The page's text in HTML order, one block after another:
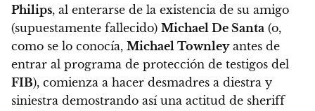
Philips, al enterarse de la existencia de su amigo
(supuestamente fallecido) Michael De Santa (o,
como se lo conocía, Michael Townleyantes de
entrar al programa de protección de testigos del
FIB), comienza a hacer desmadres a diestra y
siniestra demostrando así una actitud de sheriff